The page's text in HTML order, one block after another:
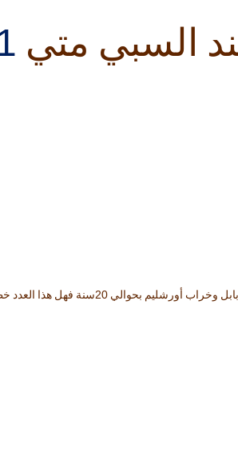
السبي متي
وخراب أورشليم بحوالي 20سنة فهل هذا العدد